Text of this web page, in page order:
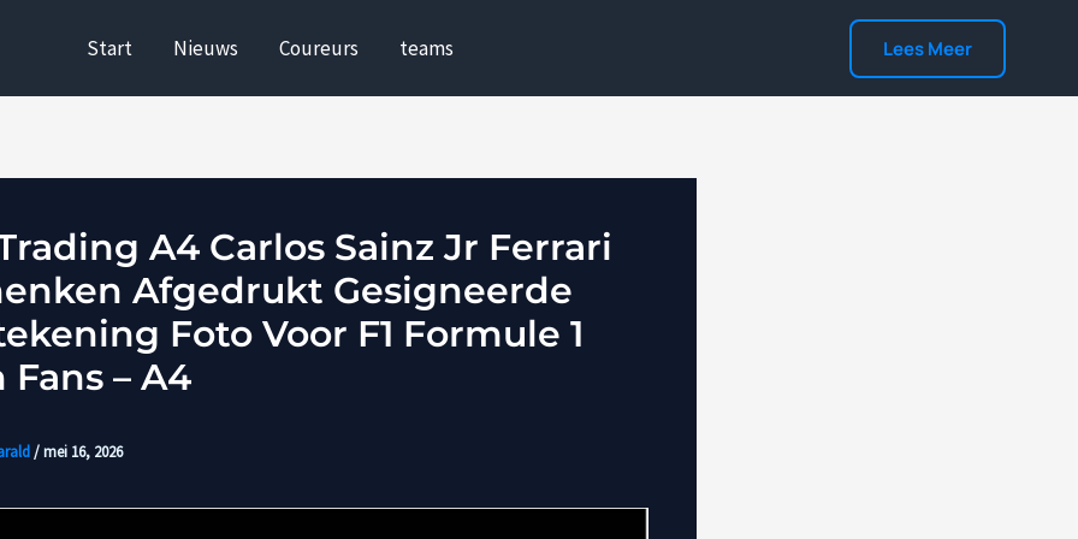
Start Nieuws Coureurs teams Lees Meer
A4 Carlos Sainz Jr Ferrari
Afgedrukt Gesigneerde
Foto Voor F1 Formule 1
Fans – A4
/mei 16, 2026